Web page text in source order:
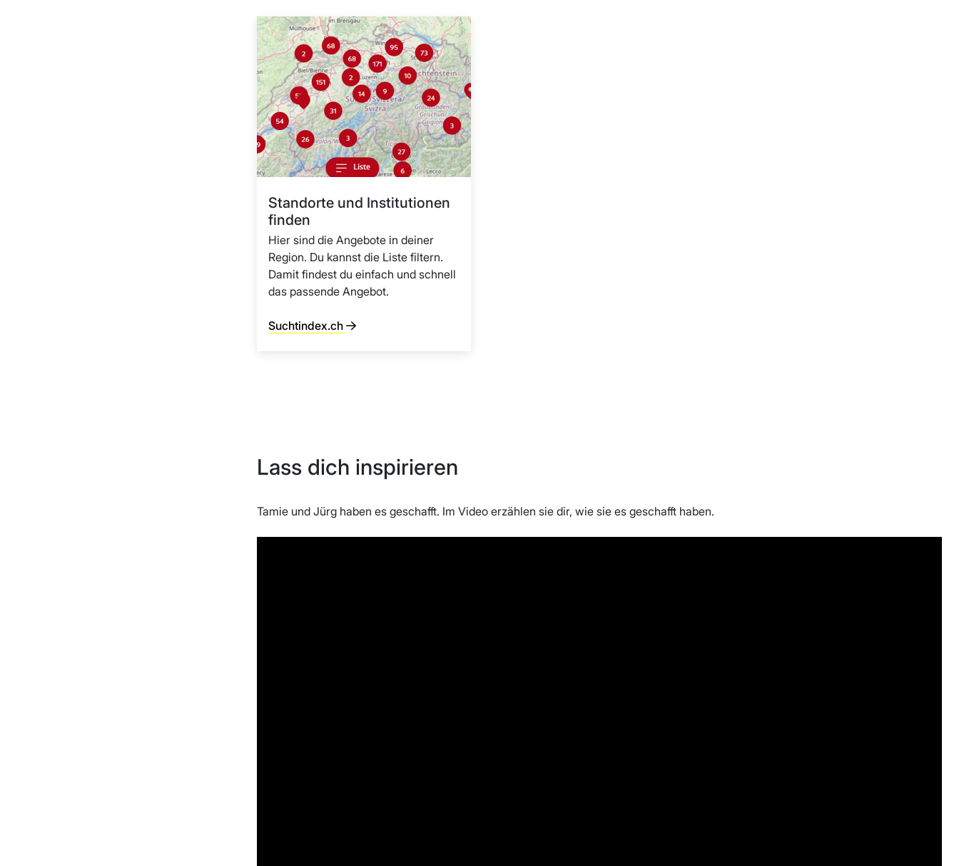
Standorte und Institutionen
finden
Hier sind die Angebote in deiner
Region. Du kannst die Liste filtern.
Damit findest du einfach und schnell
das passende Angebot.
Suchtindex.ch
Lass dich inspirieren
Tamie und Jürg haben es geschafft. Im Video erzählen sie dir, wie sie es geschafft haben.